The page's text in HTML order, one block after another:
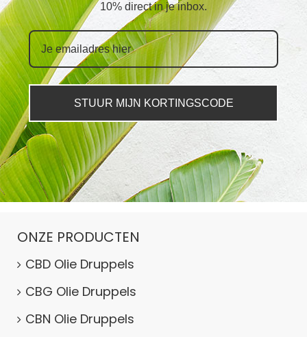
10% direct in je inbox.
STUUR MIJN KORTINGSCODE
ONZE PRODUCTEN
CBD Olie Druppels
CBG Olie Druppels
CBN Olie Druppels